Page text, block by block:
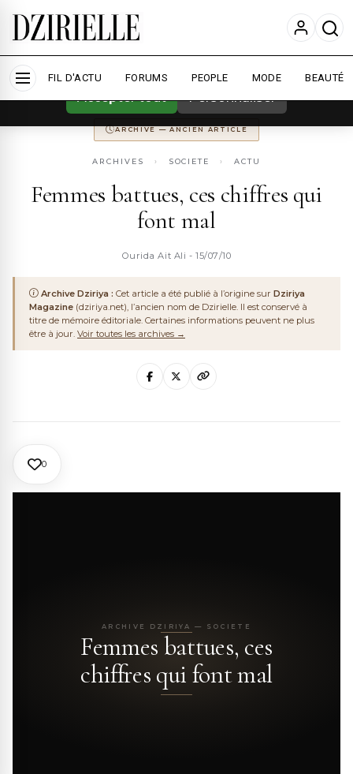
Nous utilisons des cookies pour améliorer
votre expérience et mesurer l'audience. En
Accepter tout Personnaliser
FIL D'ACTU FORUMS PEOPLE MODE BEAUTÉ
CONSERVÉ POUR LA MÉMOIRE DU WEB ALGÉRIEN
ARCHIVE — ANCIEN ARTICLE
ARCHIVES › SOCIETE › ACTU
Femmes battues, ces chiffres qui
font mal
Ourida Ait Ali - 15/07/10
Archive Dziriya : Cet article a été publié à l’origine sur Dziriya
Magazine (dziriya.net), l’ancien nom de Dzirielle. Il est conservé à
titre de mémoire éditoriale. Certaines informations peuvent ne plus
être à jour. Voir toutes les archives →
0
ARCHIVE DZIRIYA — SOCIETE
Femmes battues, ces
chiffres qui font mal